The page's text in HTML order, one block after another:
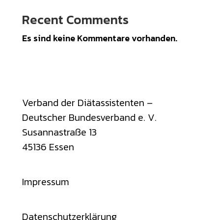
Recent Comments
Es sind keine Kommentare vorhanden.
Verband der Diätassistenten –
Deutscher Bundesverband e. V.
Susannastraße 13
45136 Essen
Impressum
Datenschutzerklärung